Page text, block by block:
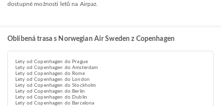
dostupné možnosti letů na Airpaz.
Oblíbená trasa s Norwegian Air Sweden z Copenhagen
Lety od Copenhagen do Prague
Lety od Copenhagen do Amsterdam
Lety od Copenhagen do Rome
Lety od Copenhagen do London
Lety od Copenhagen do Stockholm
Lety od Copenhagen do Berlin
Lety od Copenhagen do Dublin
Lety od Copenhagen do Barcelona